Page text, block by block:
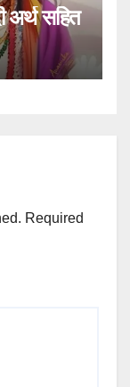
अर्थ सहित
Required